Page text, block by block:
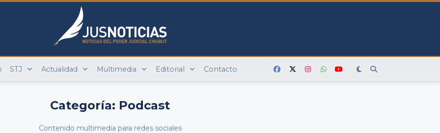
STJ Actualidad Multimedia Editorial Contacto
Categoría: Podcast
Contenido multimedia para redes sociales